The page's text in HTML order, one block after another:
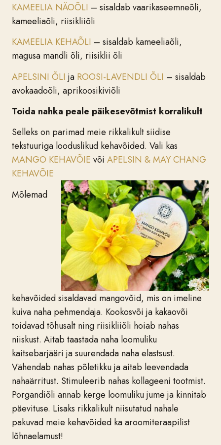
KAMEELIA NÄOÕLI – sisaldab vaarikaseemneõli,
kameeliaõli, riisikliiõli
KAMEELIA KEHAÕLI – sisaldab kameeliaõli,
magusa mandli õli, riisiklii õli
APELSINI ÕLI ja ROOSI-LAVENDLI ÕLI – sisaldab
avokaadoõli, aprikoosikiviõli
Toida nahka peale päikesevõtmist korralikult
Selleks on parimad meie rikkalikult siidise
tekstuuriga looduslikud kehavõided. Vali kas
MANGO KEHAVÕIE või APELSIN & MAY CHANG
KEHAVÕIE
Mõlemad
kehavõided sisaldavad mangovõid, mis on imeline
kuiva naha pehmendaja. Kookosvõi ja kakaovõi
toidavad tõhusalt ning riisikliiõli hoiab nahas
niiskust. Aitab taastada naha loomuliku
kaitsebarjääri ja suurendada naha elastsust.
Vähendab nahas põletikku ja aitab leevendada
nahaärritust. Stimuleerib nahas kollageeni tootmist.
Porgandiõli annab kerge loomuliku jume ja kinnitab
päevituse. Lisaks rikkalikult niisutatud nahale
pakuvad meie kehavõided ka aroomiteraapilist
lõhnaelamust!